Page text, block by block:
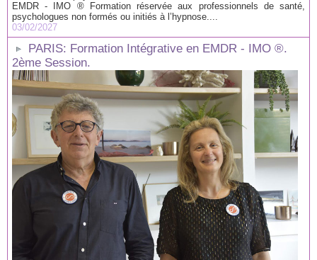
EMDR - IMO ® Formation réservée aux professionnels de santé,
psychologues non formés ou initiés à l’hypnose....
03/02/2027
PARIS: Formation Intégrative en EMDR - IMO ®.
2ème Session.